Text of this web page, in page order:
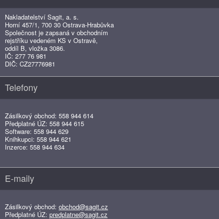
Nakladatelství Sagit, a. s.
Horní 457/1, 700 30 Ostrava-Hrabůvka
Společnost je zapsaná v obchodním
rejstříku vedeném KS v Ostravě,
oddíl B, vložka 3086.
IČ: 277 76 981
DIČ: CZ27776981
Telefony
Zásilkový obchod: 558 944 614
Předplatné ÚZ: 558 944 615
Software: 558 944 629
Knihkupci: 558 944 621
Inzerce: 558 944 634
E-maily
Zásilkový obchod: obchod@sagit.cz
Předplatné ÚZ: predplatne@sagit.cz